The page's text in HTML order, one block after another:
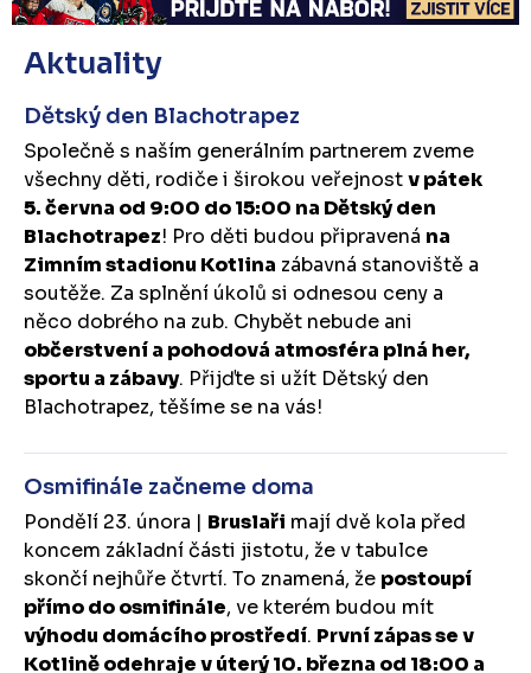
Aktuality
Dětský den Blachotrapez
Společně s naším generálním partnerem zveme
všechny děti, rodiče i širokou veřejnostv pátek
5. června od 9:00 do 15:00 na Dětský den
Blachotrapez! Pro děti budou připravená na
Zimním stadionu Kotlina zábavná stanoviště a
soutěže. Za splnění úkolů si odnesou ceny a
něco dobrého na zub. Chybět nebude ani
občerstvení a pohodová atmosféra plná her,
sportu a zábavy. Přijďte si užít Dětský den
Blachotrapez, těšíme se na vás!
Osmifinále začneme doma
Pondělí 23. února | Bruslaři mají dvě kola před
koncem základní části jistotu, že v tabulce
skončí nejhůře čtvrtí. To znamená, že postoupí
přímo do osmifinále, ve kterém budou mít
výhodu domácího prostředí. První zápas se v
Kotlině odehraje v úterý 10. března od 18:00 a